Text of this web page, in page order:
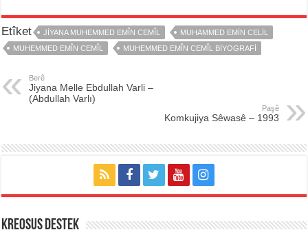
Etîket JIYANA MUHEMMED EMÎN CEMÎL
MUHAMMED EMIN CELIL
MUHEMMED EMÎN CEMÎL
MUHEMMED EMÎN CEMÎL BIYOGRAFI
Berê
Jiyana Melle Ebdullah Varli –
(Abdullah Varlı)
Paşê
Komkujiya Sêwasê – 1993
KREOSUS DESTEK